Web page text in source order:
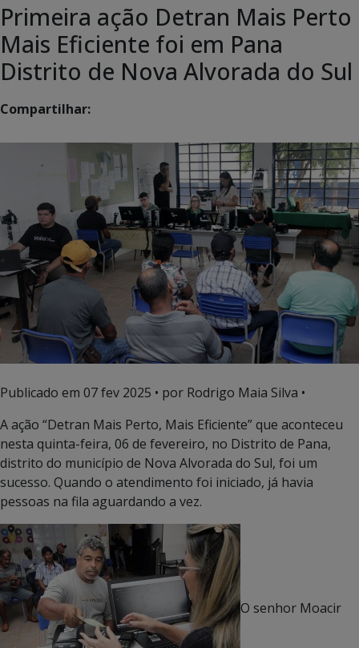
Primeira ação Detran Mais Perto
Mais Eficiente foi em Pana
Distrito de Nova Alvorada do Sul
Compartilhar:
Publicado em 07 fev 2025 • por Rodrigo Maia Silva •
A ação “Detran Mais Perto, Mais Eficiente” que aconteceu
nesta quinta-feira, 06 de fevereiro, no Distrito de Pana,
distrito do município de Nova Alvorada do Sul, foi um
sucesso. Quando o atendimento foi iniciado, já havia
pessoas na fila aguardando a vez.
O senhor Moacir